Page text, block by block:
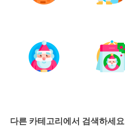
다른 카테고리에서 검색하세요